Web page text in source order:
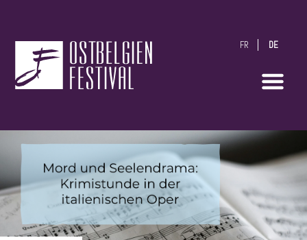
FR DE